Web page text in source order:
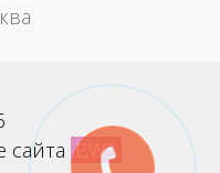
сайта BWS